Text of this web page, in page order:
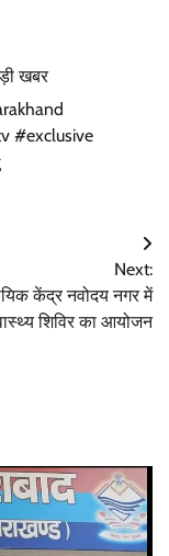
खबर
#exclusive
Next:
केंद्र नवोदय नगर में
शिविर का आयोजन